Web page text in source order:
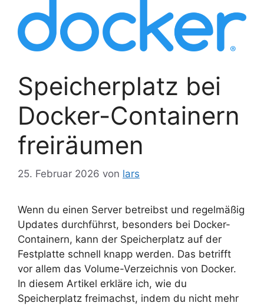
Speicherplatz bei
Docker-Containern
freiräumen
25. Februar 2026 von lars
Wenn du einen Server betreibst und regelmäßig
Updates durchführst, besonders bei Docker-
Containern, kann der Speicherplatz auf der
Festplatte schnell knapp werden. Das betrifft
vor allem das Volume-Verzeichnis von Docker.
In diesem Artikel erkläre ich, wie du
Speicherplatz freimachst, indem du nicht mehr